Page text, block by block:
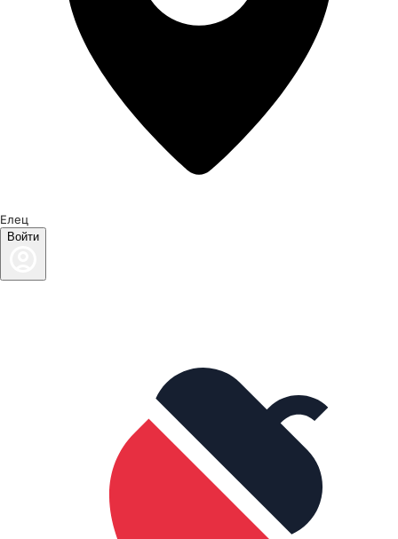
Елец
Войти